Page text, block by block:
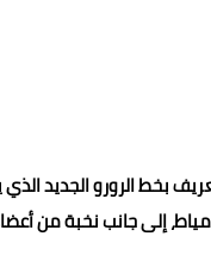
بخط الرورو الجديد
إلى جانب نخبة من